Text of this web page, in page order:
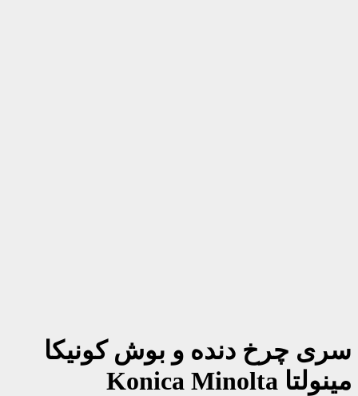
سری چرخ دنده و بوش کونیکا
مینولتا Konica Minolta